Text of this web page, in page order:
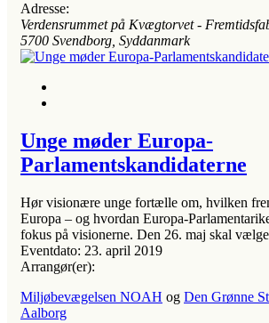
Adresse:
Verdensrummet på Kvægtorvet -
5700 Svendborg, Syddanmark
Unge møder Europa-
Parlamentskandidaterne
Hør visionære unge fortælle om, hvilken
Europa – og hvordan Europa-
fokus på visionerne. Den 26. maj skal
Eventdato: 23. april 2019
Arrangør(er):
Miljøbevægelsen NOAH og Den Grønne
Aalborg